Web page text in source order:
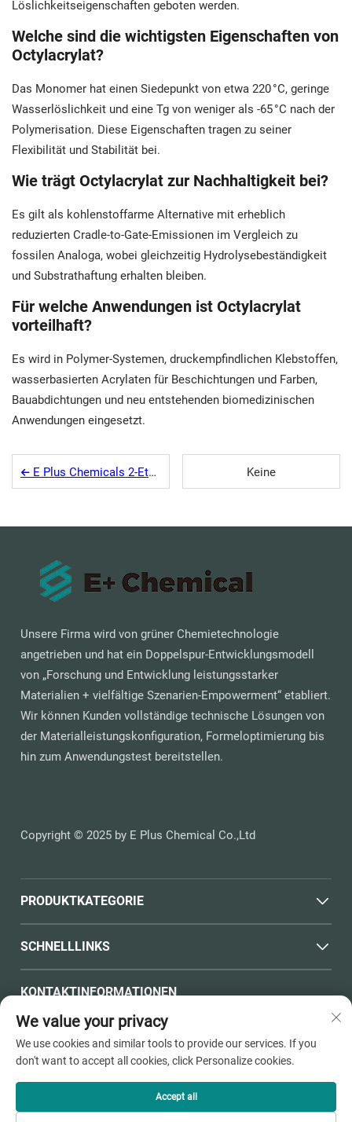
Löslichkeitseigenschaften geboten werden.
Welche sind die wichtigsten Eigenschaften von
Octylacrylat?
Das Monomer hat einen Siedepunkt von etwa 220 °C, geringe
Wasserlöslichkeit und eine Tg von weniger als -65 °C nach der
Polymerisation. Diese Eigenschaften tragen zu seiner
Flexibilität und Stabilität bei.
Wie trägt Octylacrylat zur Nachhaltigkeit bei?
Es gilt als kohlenstoffarme Alternative mit erheblich
reduzierten Cradle-to-Gate-Emissionen im Vergleich zu
fossilen Analoga, wobei gleichzeitig Hydrolysebeständigkeit
und Substrathaftung erhalten bleiben.
Für welche Anwendungen ist Octylacrylat
vorteilhaft?
Es wird in Polymer-Systemen, druckempfindlichen Klebstoffen,
wasserbasierten Acrylaten für Beschichtungen und Farben,
Bauabdichtungen und neu entstehenden biomedizinischen
Anwendungen eingesetzt.
E Plus Chemicals 2-Ethylhexylacrylat und wasserlösliche Acrylat-Harze erhalten ISCC-Zertifizierung Keine
Unsere Firma wird von grüner Chemietechnologie
angetrieben und hat ein Doppelspur-Entwicklungsmodell
von „Forschung und Entwicklung leistungsstarker
Materialien + vielfältige Szenarien-Empowerment“ etabliert.
Wir können Kunden vollständige technische Lösungen von
der Materialleistungskonfiguration, Formeloptimierung bis
hin zum Anwendungstest bereitstellen.
Copyright © 2025 by E Plus Chemical Co.,Ltd
PRODUKTKATEGORIE
SCHNELLLINKS
KONTAKTINFORMATIONEN
Office add : Nr. 398, Haichen Straße, Dushangang Town,
Stadt Pinghu, Stadt Jiaxing, Provinz Zhejiang
E-Mail:[email protected]
Tel.:+86-13736810910
We value your privacy
We use cookies and similar tools to provide our services. If you
don't want to accept all cookies, click Personalize cookies.
Accept all